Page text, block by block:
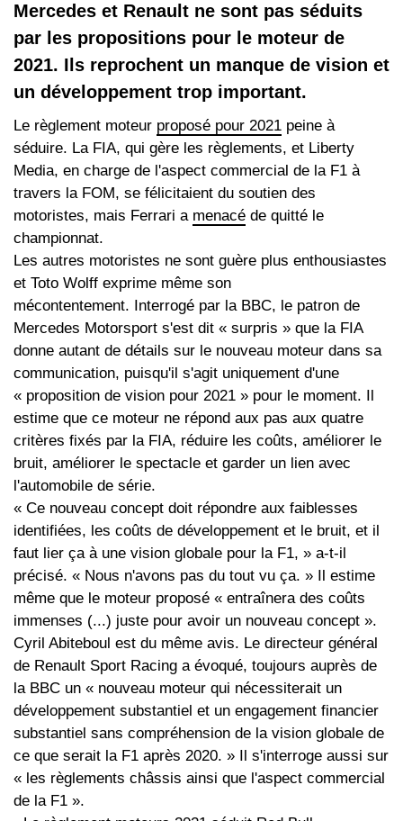
Mercedes et Renault ne sont pas séduits
par les propositions pour le moteur de
2021. Ils reprochent un manque de vision et
un développement trop important.
Le règlement moteur proposé pour 2021 peine à
séduire. La FIA, qui gère les règlements, et Liberty
Media, en charge de l'aspect commercial de la F1 à
travers la FOM, se félicitaient du soutien des
motoristes, mais Ferrari a menacé de quitté le
championnat.
Les autres motoristes ne sont guère plus enthousiastes
et Toto Wolff exprime même son
mécontentement. Interrogé par la BBC, le patron de
Mercedes Motorsport s'est dit « surpris » que la FIA
donne autant de détails sur le nouveau moteur dans sa
communication, puisqu'il s'agit uniquement d'une
« proposition de vision pour 2021 » pour le moment. Il
estime que ce moteur ne répond aux pas aux quatre
critères fixés par la FIA, réduire les coûts, améliorer le
bruit, améliorer le spectacle et garder un lien avec
l'automobile de série.
« Ce nouveau concept doit répondre aux faiblesses
identifiées, les coûts de développement et le bruit, et il
faut lier ça à une vision globale pour la F1, » a-t-il
précisé. « Nous n'avons pas du tout vu ça. » Il estime
même que le moteur proposé « entraînera des coûts
immenses (...) juste pour avoir un nouveau concept ».
Cyril Abiteboul est du même avis. Le directeur général
de Renault Sport Racing a évoqué, toujours auprès de
la BBC un « nouveau moteur qui nécessiterait un
développement substantiel et un engagement financier
substantiel sans compréhension de la vision globale de
ce que serait la F1 après 2020. » Il s'interroge aussi sur
« les règlements châssis ainsi que l'aspect commercial
de la F1 ».